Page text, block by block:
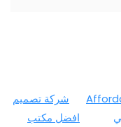
شركة تصميم
افضل مكتب